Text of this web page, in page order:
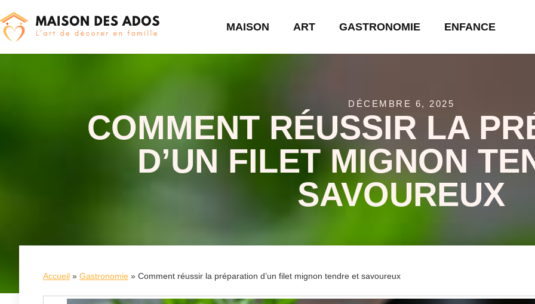
MAISON ART GASTRONOMIE ENFANCE
DÉCEMBRE 6, 2025
COMMENT RÉUSSIR LA
D’UN FILET MIGNON
SAVOUREUX
Accueil » Gastronomie » Comment réussir la préparation d’un filet mignon tendre et savoureux